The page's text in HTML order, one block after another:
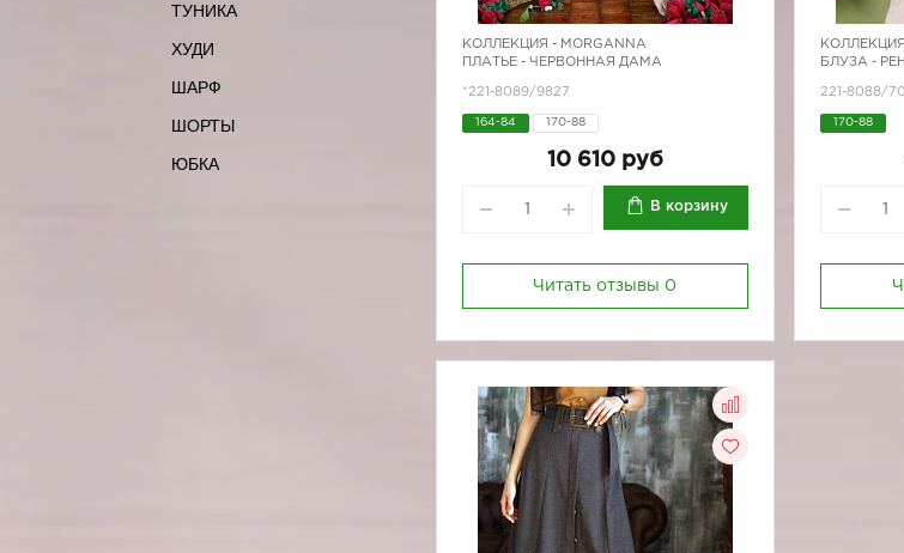
ТУНИКА
ХУДИ
ШАРФ
ШОРТЫ
ЮБКА
КОЛЛЕКЦИЯ - MORGANNA
ПЛАТЬЕ - ЧЕРВОННАЯ ДАМА
*221-8089/9827
164-84 170-88
10 610 руб
В корзину
Читать отзывы 0
БЛУЗА -
221-8088/
170-88